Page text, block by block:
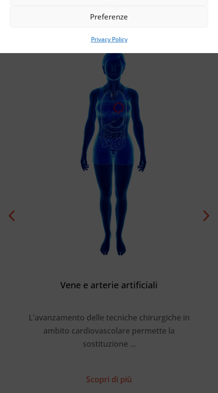
Preferenze
Privacy Policy
Vene e arterie artificiali
L’avanzamento delle tecniche chirurgiche in
ambito cardiovascolare permette la
sostituzione ...
Scopri di più